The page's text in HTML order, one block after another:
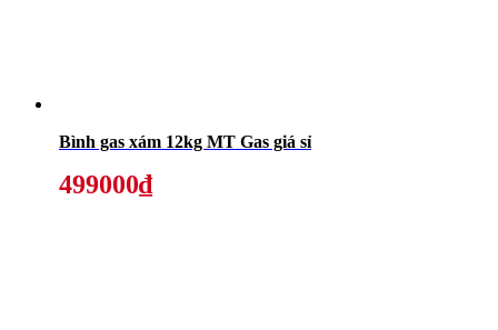
Bình gas xám 12kg MT Gas giá sỉ
499000₫